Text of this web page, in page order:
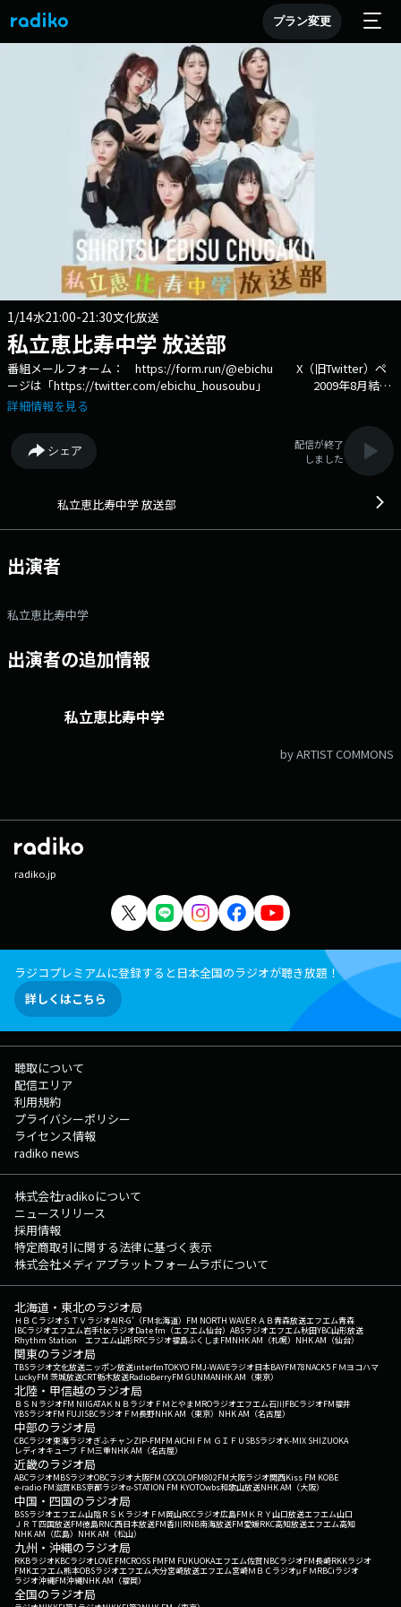
プラン変更
1/14水21:00-21:30文化放送
私立恵比寿中学 放送部
番組メールフォーム： https://form.run/@ebichu X（旧Twitter）ペ
ージは「https://twitter.com/ebichu_housoubu」 2009年8月結
成、活動コンセプトは「永遠に中学生」の女性アイドルグループ・私立恵
Twitter）アカウントは「@joqrpr」 文化放送公式X（旧Twitter）ハッシ
ュタグは「#文化放送」 文化放送公式facebookページは
「https://www.facebook.com/1134joqr」 文化放送公式LINEは
詳細情報を見る
シェア
配信が終了
しました
私立恵比寿中学 放送部
出演者
私立恵比寿中学
出演者の追加情報
私立恵比寿中学
by ARTIST COMMONS
radiko.jp
ラジコプレミアムに登録すると日本全国のラジオが聴き放題！
詳しくはこちら
聴取について
配信エリア
利用規約
プライバシーポリシー
ライセンス情報
radiko news
株式会社radikoについて
ニュースリリース
採用情報
特定商取引に関する法律に基づく表示
株式会社メディアプラットフォームラボについて
北海道・東北のラジオ局
ＨＢＣラジオＳＴＶラジオAIR-G'（FM北海道） FM NORTH WAVEＲＡＢ青森放送エフエム青森
IBCラジオエフエム岩手tbcラジオDate fm（エフエム仙台） ABSラジオエフエム秋田YBC山形放送
Rhythm Station エフエム山形RFCラジオ福島ふくしまFMNHK AM（札幌） NHK AM（仙台）
関東のラジオ局
TBSラジオ文化放送ニッポン放送interfmTOKYO FMJ-WAVEラジオ日本BAYFM78NACK5 ＦＭヨコハマ
LuckyFM 茨城放送CRT栃木放送RadioBerryFM GUNMANHK AM（東京）
北陸・甲信越のラジオ局
ＢＳＮラジオFM NIIGATAＫＮＢラジオ ＦＭとやまMROラジオエフエム石川FBCラジオFM福井
YBSラジオFM FUJISBCラジオ ＦＭ長野NHK AM（東京） NHK AM（名古屋）
中部のラジオ局
CBCラジオ東海ラジオぎふチャンZIP-FMFM AICHI ＦＭ ＧＩＦＵ SBSラジオK-MIX SHIZUOKA
レディオキューブ ＦＭ三重NHK AM（名古屋）
近畿のラジオ局
ABCラジオMBSラジオOBCラジオ大阪FM COCOLOFM802FM大阪ラジオ関西Kiss FM KOBE
e-radio FM滋賀KBS京都ラジオα-STATION FM KYOTOwbs和歌山放送NHK AM（大阪）
中国・四国のラジオ局
BSSラジオエフエム山陰ＲＳＫラジオ ＦＭ岡山RCCラジオ広島FM ＫＲＹ山口放送エフエム山口
ＪＲＴ四国放送FM徳島RNC西日本放送FM香川RNB南海放送FM愛媛RKC高知放送エフエム高知
NHK AM（広島） NHK AM（松山）
九州・沖縄のラジオ局
RKBラジオKBCラジオLOVE FMCROSS FMFM FUKUOKAエフエム佐賀NBCラジオFM長崎RKKラジオ
FMKエフエム熊本OBSラジオエフエム大分宮崎放送エフエム宮崎ＭＢＣラジオμＦＭRBCiラジオ
ラジオ沖縄FM沖縄NHK AM（福岡）
全国のラジオ局